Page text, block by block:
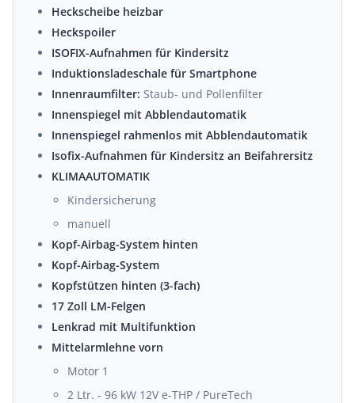
Heckscheibe heizbar
Heckspoiler
ISOFIX-Aufnahmen für Kindersitz
Induktionsladeschale für Smartphone
Innenraumfilter: Staub- und Pollenfilter
Innenspiegel mit Abblendautomatik
Innenspiegel rahmenlos mit Abblendautomatik
Isofix-Aufnahmen für Kindersitz an Beifahrersitz
KLIMAAUTOMATIK
Kindersicherung
manuell
Kopf-Airbag-System hinten
Kopf-Airbag-System
Kopfstützen hinten (3-fach)
17 Zoll LM-Felgen
Lenkrad mit Multifunktion
Mittelarmlehne vorn
Motor 1
2 Ltr. - 96 kW 12V e-THP / PureTech